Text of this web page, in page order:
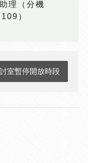
理（分機
）
室暫停開放時段